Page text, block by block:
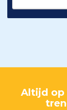
Altijd op